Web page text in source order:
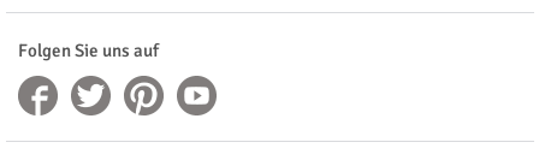
Folgen Sie uns auf